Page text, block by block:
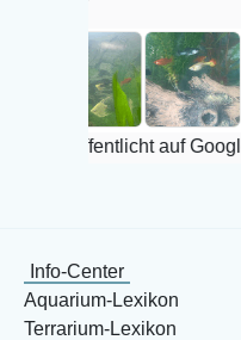
auf Google
Info-Center
Aquarium-Lexikon
Terrarium-Lexikon